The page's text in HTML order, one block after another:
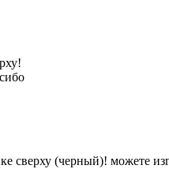
сверху (черный)! можете